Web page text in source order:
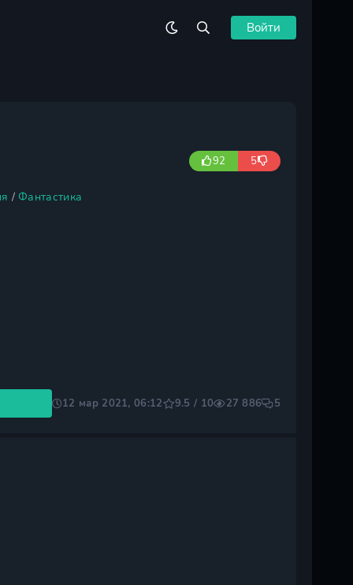
Войти
92 5
/ Фантастика
12 мар 2021, 06:12 9.5 / 10 27 886 5